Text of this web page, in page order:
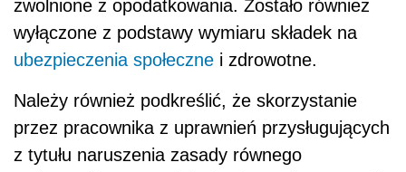
zwolnione z opodatkowania. Zostało również
wyłączone z podstawy wymiaru składek na
ubezpieczenia społeczne i zdrowotne.
Należy również podkreślić, że skorzystanie
przez pracownika z uprawnień przysługujących
z tytułu naruszenia zasady równego